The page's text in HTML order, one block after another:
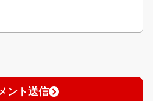
ント送信